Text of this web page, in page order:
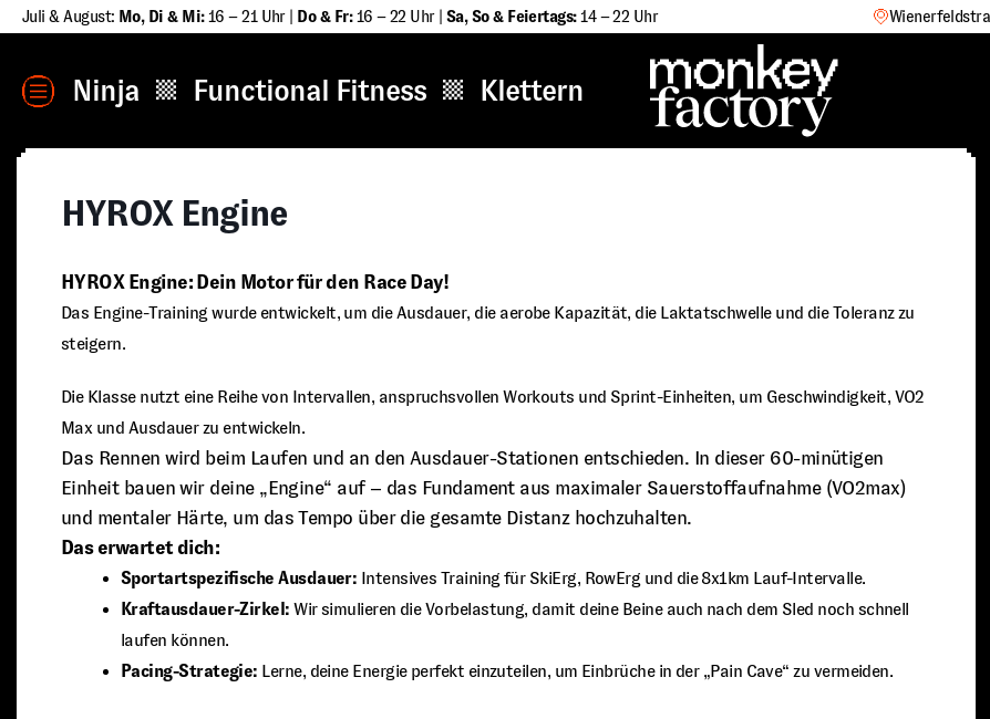
Zum
springen
Juli & August: Mo, Di & Mi:16 – 21 Uhr | Do & Fr: 16 – 22 Uhr | Sa,So & Feiertags:14 – 22 Uhr
MENÜ
Ninja Functional Fitness Klettern
HYROX Engine
HYROX Engine: Dein Motor für den Race Day!
Das Engine-Training wurde entwickelt, um die Ausdauer, die aerobe Kapazität, die Laktatschwelle und die Toleranz zu
steigern.
Die Klasse nutzt eine Reihe von Intervallen, anspruchsvollen Workouts und Sprint-Einheiten, um Geschwindigkeit, VO2
Max und Ausdauer zu entwickeln.
Das Rennen wird beim Laufen und an den Ausdauer-Stationen entschieden. In dieser 60-minütigen
Einheit bauen wir deine „Engine“ auf – das Fundament aus maximaler Sauerstoffaufnahme (VO2max)
und mentaler Härte, um das Tempo über die gesamte Distanz hochzuhalten.
Das erwartet dich:
Sportartspezifische Ausdauer: Intensives Training für SkiErg, RowErg und die 8x1km Lauf-Intervalle.
Kraftausdauer-Zirkel: Wir simulieren die Vorbelastung, damit deine Beine auch nach dem Sled noch schnell
laufen können.
Pacing-Strategie: Lerne, deine Energie perfekt einzuteilen, um Einbrüche in der „Pain Cave“ zu vermeiden.